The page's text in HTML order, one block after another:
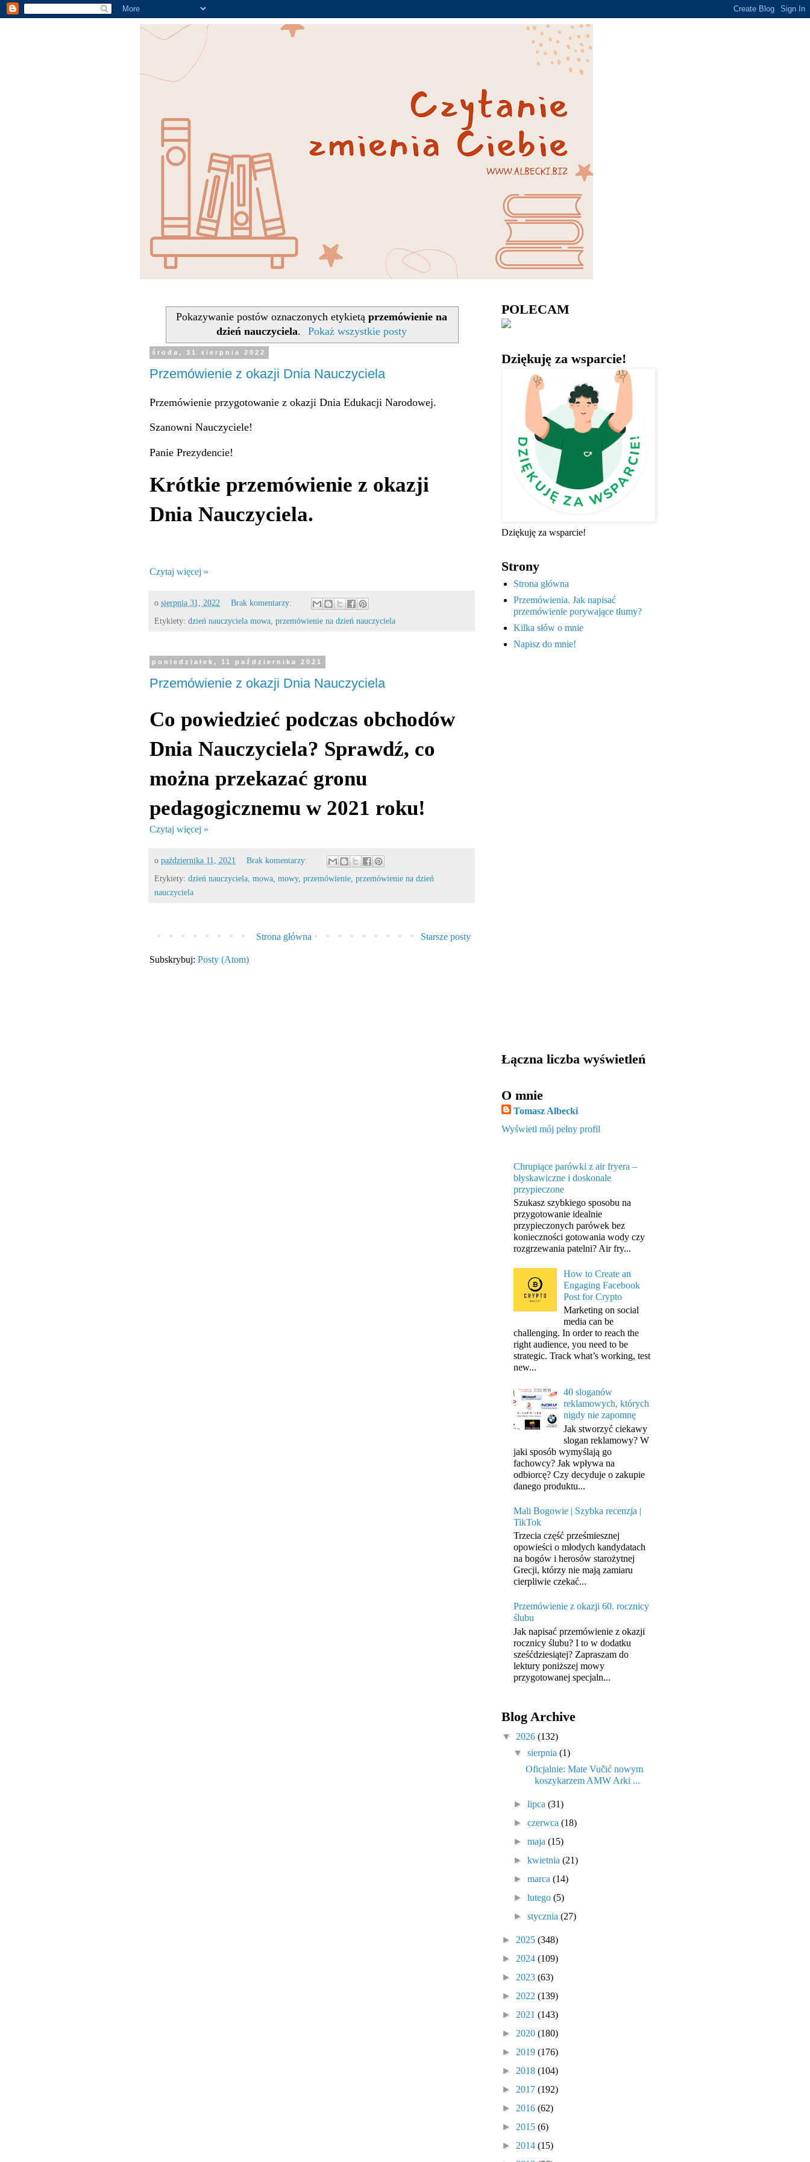
Pokazywanie postów oznaczonych etykietą przemówienie na
dzień nauczyciela. Pokaż wszystkie posty
środa, 31 sierpnia 2022
Przemówienie z okazji Dnia Nauczyciela
Przemówienie przygotowanie z okazji Dnia Edukacji Narodowej.
Szanowni Nauczyciele!
Panie Prezydencie!
Krótkie przemówienie z okazji
Dnia Nauczyciela.
Czytaj więcej »
o sierpnia 31, 2022
Brak komentarzy:
Etykiety: dzień nauczyciela mowa przemówienie na dzień nauczyciela
poniedziałek, 11 października 2021
Przemówienie z okazji Dnia Nauczyciela
Co powiedzieć podczas obchodów
Dnia Nauczyciela? Sprawdź, co
można przekazać gronu
pedagogicznemu w 2021 roku!
Czytaj więcej »
o października 11, 2021
Brak komentarzy:
Etykiety: dzień nauczyciela mowa mowy, przemówienie przemówienie na dzień
nauczyciela
Starsze posty
Strona główna
Subskrybuj: Posty (Atom)
POLECAM
Dziękuję za wsparcie!
Dziękuję za wsparcie!
Strony
Strona główna
Przemówienia. Jak napisać
przemówienie porywające tłumy?
Kilka słów o mnie
Napisz do mnie!
Łączna liczba wyświetleń
O mnie
Tomasz Albecki
Wyświetl mój pełny profil
Chrupiące parówki z air fryera –
błyskawiczne i doskonale
przypieczone
Szukasz szybkiego sposobu na
przygotowanie idealnie
przypieczonych parówek bez
konieczności gotowania wody czy
rozgrzewania patelni? Air fry...
How to Create an
Engaging Facebook
Post for Crypto
Marketing on social
media can be
challenging. In order to reach the
right audience, you need to be
strategic. Track what’s working, test
new...
40 sloganów
reklamowych, których
nigdy nie zapomnę
Jak stworzyć ciekawy
slogan reklamowy? W
jaki sposób wymyślają go
fachowcy? Jak wpływa na
odbiorcę? Czy decyduje o zakupie
danego produktu...
Mali Bogowie | Szybka recenzja |
TikTok
Trzecia część prześmiesznej
opowieści o młodych kandydatach
na bogów i herosów starożytnej
Grecji, którzy nie mają zamiaru
cierpliwie czekać...
Przemówienie z okazji 60. rocznicy
ślubu
Jak napisać przemówienie z okazji
rocznicy ślubu? I to w dodatku
sześćdziesiątej? Zapraszam do
lektury poniższej mowy
przygotowanej specjaln...
Blog Archive
▼ 2026 (132)
▼sierpnia(1)
Oficjalnie: Mate Vučić nowym
koszykarzem AMW Arki ...
►lipca(31)
►czerwca(18)
►maja(15)
►kwietnia(21)
►marca(14)
►lutego(5)
►stycznia(27)
► 2025 (348)
► 2024 (109)
► 2023 (63)
► 2022 (139)
► 2021 (143)
► 2020 (180)
► 2019 (176)
► 2018 (104)
► 2017 (192)
► 2016 (62)
► 2015 (6)
► 2014 (15)